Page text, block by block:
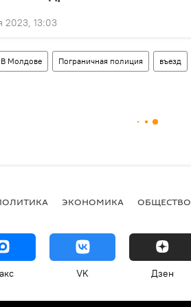
2023, 13:03
В Молдове Пограничная полиция въезд
ЭКОНОМИКА ОБЩЕСТВО
VK Дзен